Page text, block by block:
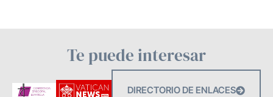
Te puede interesar
DIRECTORIO DE ENLACES